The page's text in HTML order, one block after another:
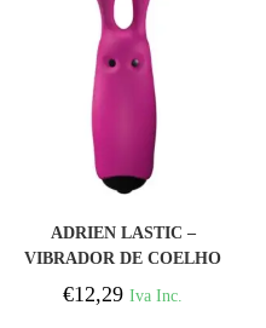
ADRIEN LASTIC –
VIBRADOR DE COELHO
ROSA DE BOLSO LASTIC
€12,29 Iva Inc.